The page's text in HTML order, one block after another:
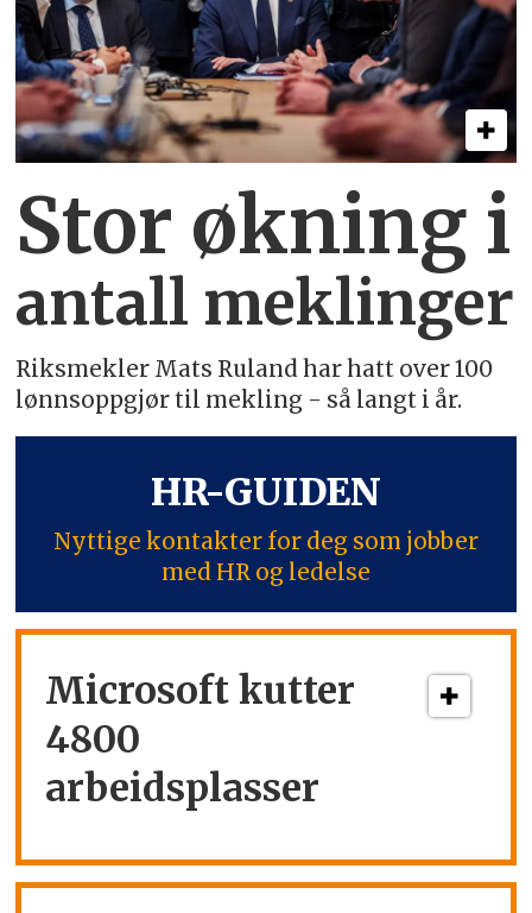
Stor økning i
antall meklinger
Riksmekler Mats Ruland har hatt over 100
lønnsoppgjør til mekling - så langt i år.
HR-GUIDEN
Nyttige kontakter for deg som jobber
med HR og ledelse
Microsoft kutter
4800
arbeidsplasser